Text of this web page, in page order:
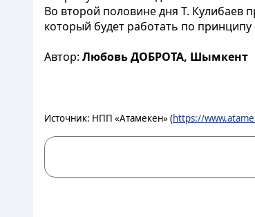
Во второй половине дня Т. Кулибаев
который будет работать по принципу
Автор: Любовь ДОБРОТА, Шымкент
Источник: НПП «Атамекен» (https://